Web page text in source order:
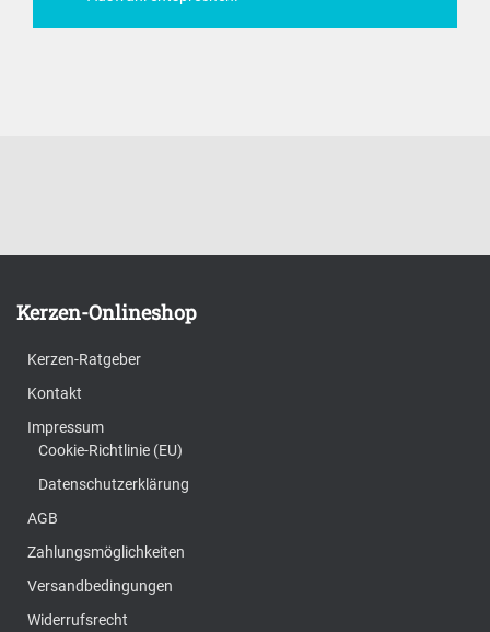
Kerzen-Onlineshop
Kerzen-Ratgeber
Kontakt
Impressum
Cookie-Richtlinie (EU)
Datenschutzerklärung
AGB
Zahlungsmöglichkeiten
Versandbedingungen
Widerrufsrecht